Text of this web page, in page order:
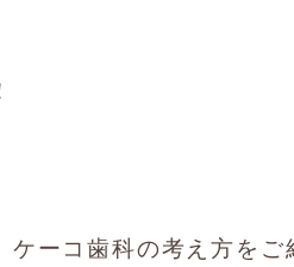
ーコ歯科の考え方をご